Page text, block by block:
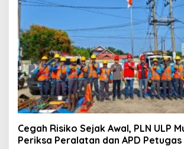
Cegah Risiko Sejak Awal, PLN ULP
Periksa Peralatan dan APD